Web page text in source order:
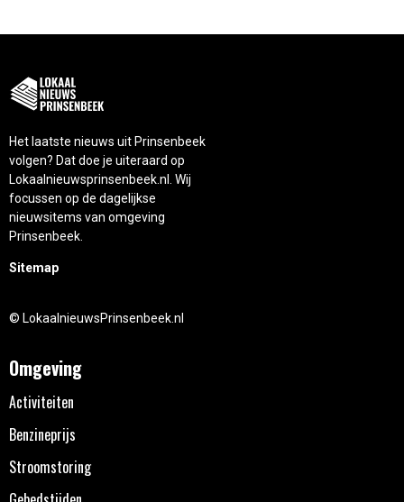
Het laatste nieuws uit Prinsenbeek
volgen? Dat doe je uiteraard op
Lokaalnieuwsprinsenbeek.nl. Wij
focussen op de dagelijkse
nieuwsitems van omgeving
Prinsenbeek.
Sitemap
© LokaalnieuwsPrinsenbeek.nl
Omgeving
Activiteiten
Benzineprijs
Stroomstoring